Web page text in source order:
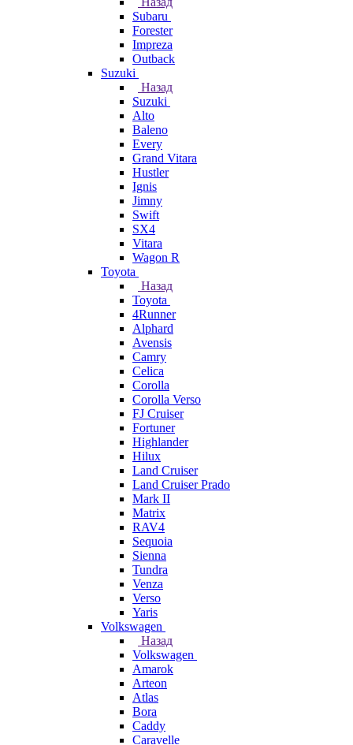
Subaru
Forester
Impreza
Outback
Suzuki
Назад
Suzuki
Alto
Baleno
Every
Grand Vitara
Hustler
Ignis
Jimny
Swift
SX4
Vitara
Wagon R
Toyota
Назад
Toyota
4Runner
Alphard
Avensis
Camry
Celica
Corolla
Corolla Verso
FJ Cruiser
Fortuner
Highlander
Hilux
Land Cruiser
Land Cruiser Prado
Mark II
Matrix
RAV4
Sequoia
Sienna
Tundra
Venza
Verso
Yaris
Volkswagen
Назад
Volkswagen
Amarok
Arteon
Atlas
Bora
Caddy
Caravelle